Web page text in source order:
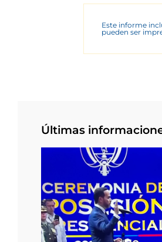
Este informe
pueden ser
Últimas